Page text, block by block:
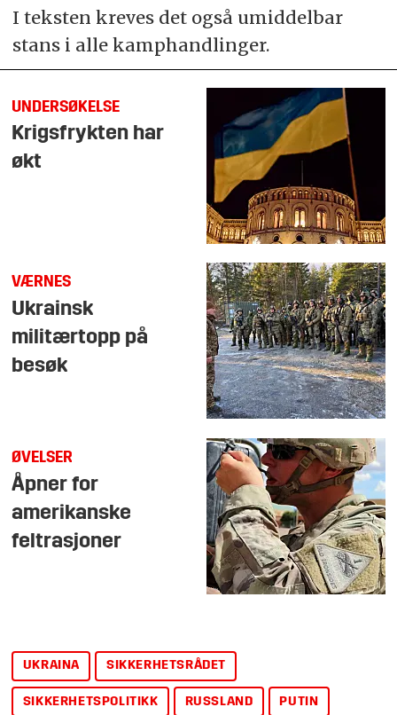
I teksten kreves det også umiddelbar
stans i alle kamphandlinger.
UNDERSØKELSE
Krigsfrykten har
økt
VÆRNES
Ukrainsk
militærtopp på
besøk
ØVELSER
Åpner for
amerikanske
feltrasjoner
UKRAINA SIKKERHETSRÅDET
SIKKERHETSPOLITIKK RUSSLAND PUTIN